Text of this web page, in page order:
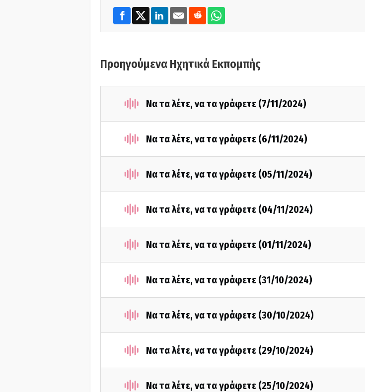
Προηγούμενα Ηχητικά Εκπομπής
Να τα λέτε, να τα γράφετε (7/11/2024)
Να τα λέτε, να τα γράφετε (6/11/2024)
Να τα λέτε, να τα γράφετε (05/11/2024)
Να τα λέτε, να τα γράφετε (04/11/2024)
Να τα λέτε, να τα γράφετε (01/11/2024)
Να τα λέτε, να τα γράφετε (31/10/2024)
Να τα λέτε, να τα γράφετε (30/10/2024)
Να τα λέτε, να τα γράφετε (29/10/2024)
Να τα λέτε, να τα γράφετε (25/10/2024)